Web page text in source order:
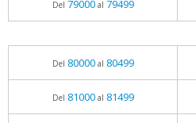
Del 79000al 79499
Del 80000al 80499
Del 81000al 81499